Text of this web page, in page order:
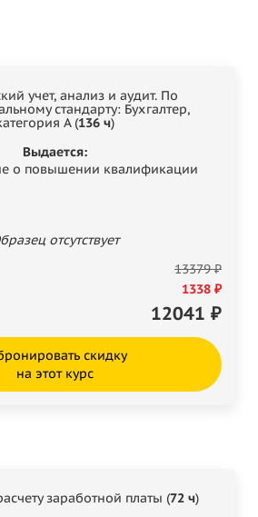
учет, анализ и аудит. По
стандарту: Бухгалтер,
А (136 ч)
Выдается:
о повышении квалификации
отсутствует
13379 ₽
1338 ₽
12041 ₽
скидку
на этот курс
заработной платы (72 ч)